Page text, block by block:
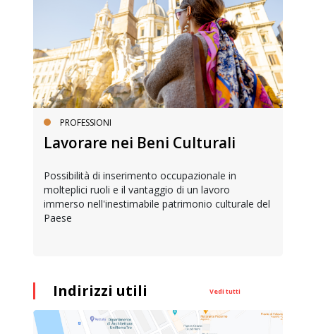
PROFESSIONI
Lavorare nei Beni Culturali
Possibilità di inserimento occupazionale in
molteplici ruoli e il vantaggio di un lavoro
immerso nell'inestimabile patrimonio culturale del
Paese
Indirizzi utili Vedi tutti